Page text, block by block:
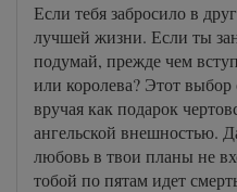
Если тебя забросило в
лучшей жизни. Если ты
подумай, прежде чем
или королева? Этот выбор
вручая как подарок
ангельской внешностью.
любовь в твои планы не
тобой по пятам идет